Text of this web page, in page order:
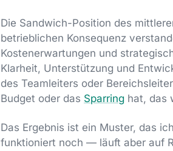
Die Sandwich-Position des
betrieblichen Konsequenz
Kostenerwartungen und
Klarheit, Unterstützung und
des Teamleiters oder
Budget oder das Sparring hat, das
Das Ergebnis ist ein Muster, das
funktioniert noch — läuft aber auf